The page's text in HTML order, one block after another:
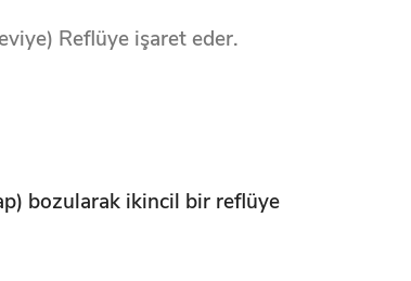
Reflüye işaret eder.
bozularak ikincil bir reflüye